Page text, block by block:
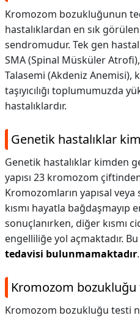
Kromozom bozukluğunun
hastalıklardan en sık
sendromudur. Tek gen
SMA (Spinal Müsküler
Talasemi (Akdeniz Anemisi),
taşıyıcılığı toplumumuzda
hastalıklardır.
Genetik hastalıklar
Genetik hastalıklar kimden
yapısı 23 kromozom
Kromozomların yapısal
kısmı hayatla
sonuçlanırken, diğer kısmı
engelliliğe yol açmaktadır. Bu
tedavisi bulunmamaktadır.
Kromozom bozukluğu
Kromozom bozukluğu testi